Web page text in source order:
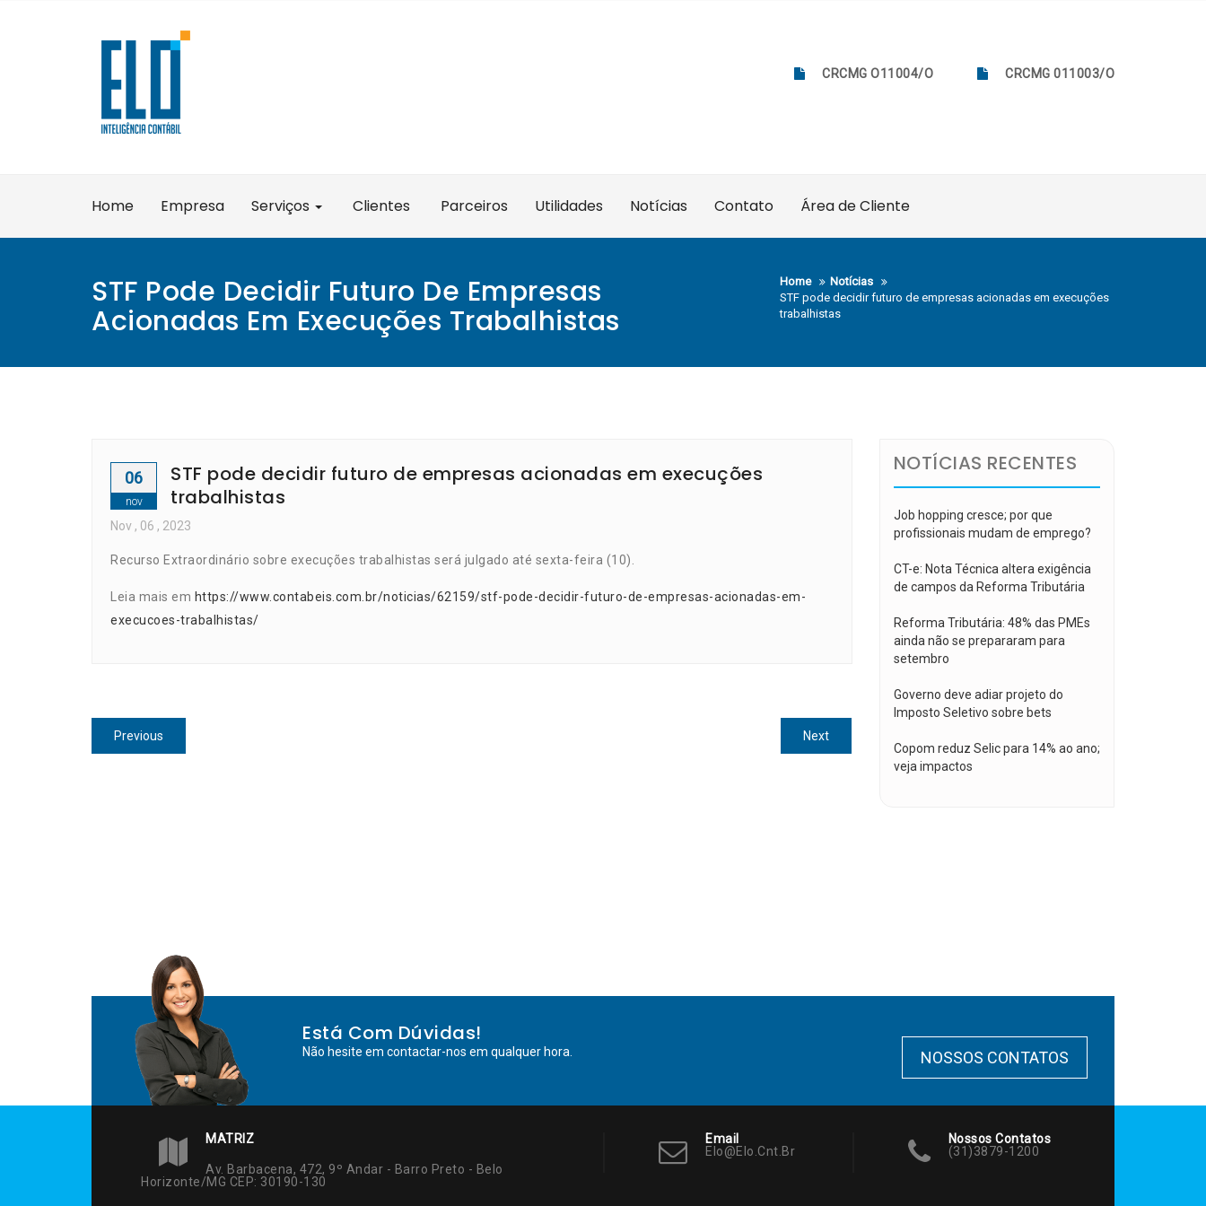
CRCMG O11004/O CRCMG 011003/O
Home Empresa Serviços Clientes Parceiros Utilidades Notícias Contato Área de Cliente
STF Pode Decidir Futuro De Empresas
Acionadas Em Execuções Trabalhistas
Home
Notícias
STF pode decidir futuro de empresas acionadas em execuções
trabalhistas
06
nov
STF pode decidir futuro de empresas acionadas em execuções
trabalhistas
Nov , 06 , 2023
Recurso Extraordinário sobre execuções trabalhistas será julgado até sexta-feira (10).
Leia mais em https://www.contabeis.com.br/noticias/62159/stf-pode-decidir-futuro-de-empresas-acionadas-em-
execucoes-trabalhistas/
Navegação
de
Previous
post:
NextNext
post:
NOTÍCIAS RECENTES
Job hopping cresce; por que
profissionais mudam de emprego?
CT-e: Nota Técnica altera exigência
de campos da Reforma Tributária
Reforma Tributária: 48% das PMEs
ainda não se prepararam para
setembro
Governo deve adiar projeto do
Imposto Seletivo sobre bets
Copom reduz Selic para 14% ao ano;
veja impactos
Está Com Dúvidas!
Não hesite em contactar-nos em qualquer hora. NOSSOS CONTATOS
MATRIZ
Av. Barbacena, 472, 9º Andar - Barro Preto - Belo
Horizonte/MG CEP: 30190-130
Email
Elo@elo.cnt.br
Nossos Contatos
(31)3879-1200